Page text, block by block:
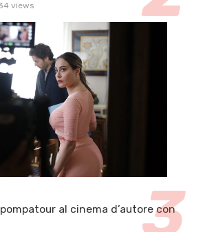
views
al cinema d’autore con